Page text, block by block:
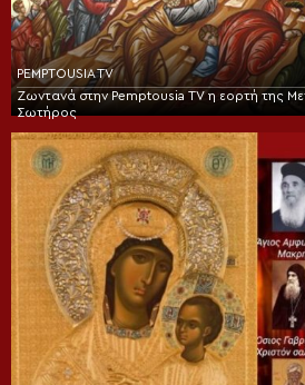
PEMPTOUSIA TV
Ζωντανά στην Pemptousia TV η εορτή της
Σωτήρος